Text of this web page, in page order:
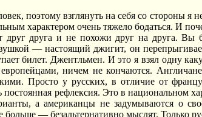
поэтому взглянуть на себя со стороны я
характером очень тяжело бодаться. И
друг друга и не похожи друг на друга.
— настоящий джигит, он
билет. Джентльмен. И это я взял одну
европейцами, ничем не кончаются.
Просто у русских, в отличие от
постоянная рефлексия. Это в национальном
а американцы не задумываются о
— безальтернативно мыслят. Только